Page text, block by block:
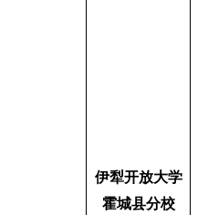
伊犁开放大学
霍城县分校